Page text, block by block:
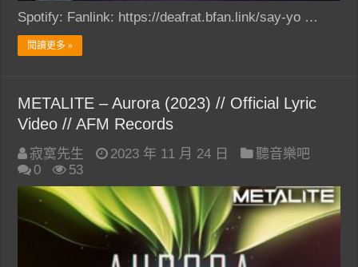
Spotify: Fanlink: https://deafrat.bfan.link/say-yo …
閱讀更多 »
METALITE – Aurora (2023) // Official Lyric
Video // AFM Records
寂寞先生 2023 年 11 月 24 日
聽音樂吧
0
53